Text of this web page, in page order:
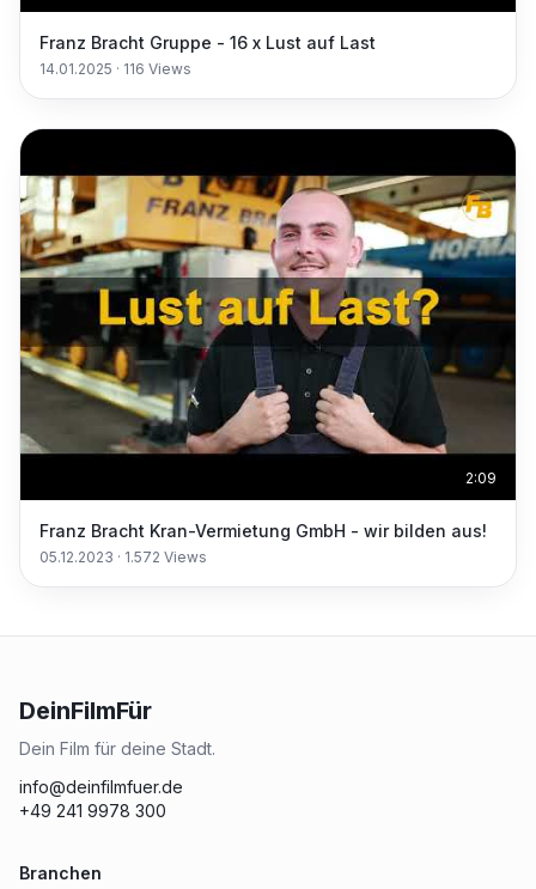
Franz Bracht Gruppe - 16 x Lust auf Last
14.01.2025 · 116 Views
2:09
Franz Bracht Kran-Vermietung GmbH - wir bilden aus!
05.12.2023 · 1.572 Views
DeinFilmFür
Dein Film für deine Stadt.
info@deinfilmfuer.de
+49 241 9978 300
Branchen